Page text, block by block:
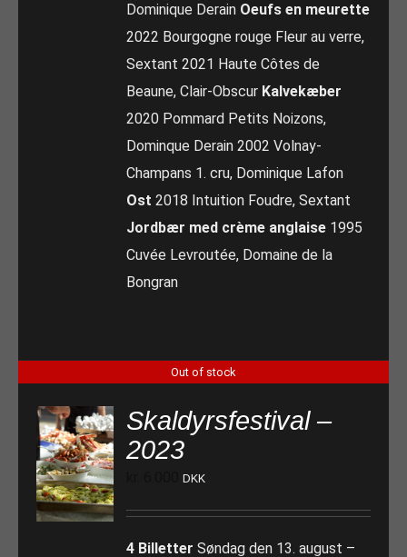
Dominique Derain Oeufs en meurette
2022 Bourgogne rouge Fleur au verre,
Sextant 2021 Haute Côtes de
Beaune, Clair-Obscur Kalvekæber
2020 Pommard Petits Noizons,
Dominque Derain 2002 Volnay-
Champans 1. cru, Dominique Lafon
Ost 2018 Intuition Foudre, Sextant
Jordbær med crème anglaise 1995
Cuvée Levroutée, Domaine de la
Bongran
Out of stock
Skaldyrsfestival –
2023
DKK
4 Billetter Søndag den 13. august –